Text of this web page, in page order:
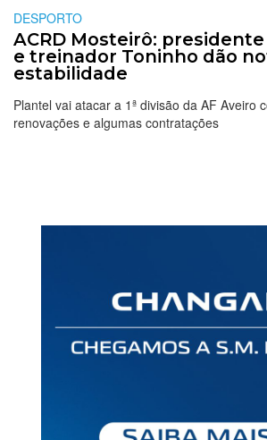
DESPORTO
ACRD Mosteirô: presidente
e treinador Toninho dão
estabilidade
Plantel vai atacar a 1ª divisão da AF Aveiro
renovações e algumas contratações